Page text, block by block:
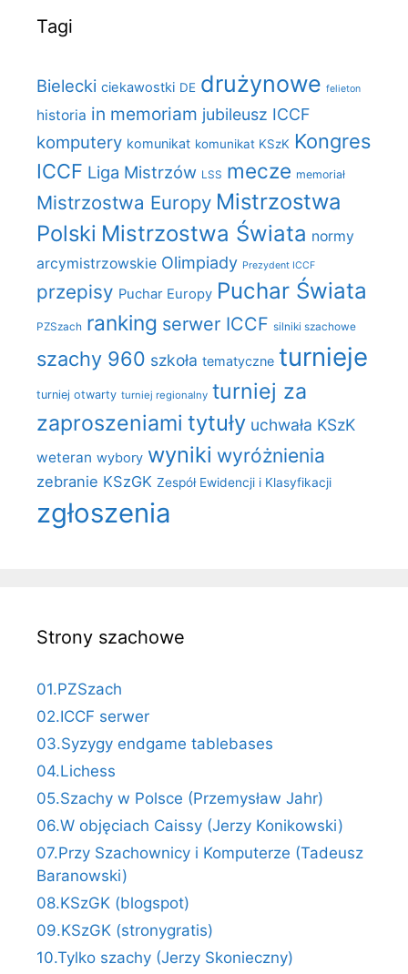
Tagi
Bielecki ciekawostki DE drużynowe felieton
historia in memoriam jubileusz ICCF
komputery komunikat komunikat KSzK Kongres
ICCF Liga Mistrzów LSS mecze memoriał
Mistrzostwa Europy Mistrzostwa
Polski Mistrzostwa Świata normy
arcymistrzowskie Olimpiady Prezydent ICCF
przepisy Puchar Europy Puchar Świata
PZSzach ranking serwer ICCF silniki szachowe
szachy 960 szkoła tematyczne turnieje
turniej otwarty turniej regionalny turniej za
zaproszeniami tytuły uchwała KSzK
weteran wybory wyniki wyróżnienia
zebranie KSzGK Zespół Ewidencji i Klasyfikacji
zgłoszenia
Strony szachowe
01.PZSzach
02.ICCF serwer
03.Syzygy endgame tablebases
04.Lichess
05.Szachy w Polsce (Przemysław Jahr)
06.W objęciach Caissy (Jerzy Konikowski)
07.Przy Szachownicy i Komputerze (Tadeusz
Baranowski)
08.KSzGK (blogspot)
09.KSzGK (stronygratis)
10.Tylko szachy (Jerzy Skonieczny)